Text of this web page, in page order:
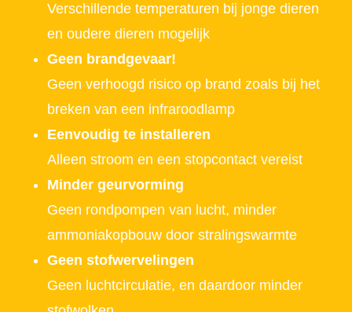
Verschillende temperaturen bij jonge dieren
en oudere dieren mogelijk
Geen brandgevaar!
Geen verhoogd risico op brand zoals bij het
breken van een infraroodlamp
Eenvoudig te installeren
Alleen stroom en een stopcontact vereist
Minder geurvorming
Geen rondpompen van lucht, minder
ammoniakopbouw door stralingswarmte
Geen stofwervelingen
Geen luchtcirculatie, en daardoor minder